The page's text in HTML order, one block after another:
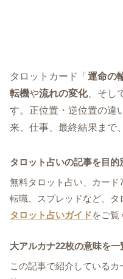
タロットカード「 運命の
転機や流れの変化、そし
す。正位置・逆位置の違
来、仕事、最終結果まで
タロット占いの記事を目的
無料タロット占い、カード
転職、スプレッドなど、タ
タロット占いガイドをご覧
大アルカナ22枚の意味を一
この記事で紹介している